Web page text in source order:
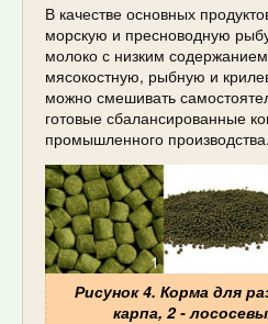
В качестве основных
морскую и пресноводную
молоко с низким
мясокостную, рыбную и
можно смешивать
готовые сбалансированные
промышленного производства.
Рисунок 4. Корма для
карпа, 2 -